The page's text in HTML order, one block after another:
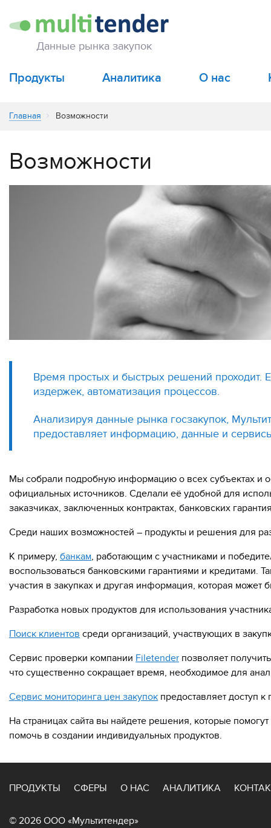
Данные рынка закупок
Продукты Аналитика О нас
Главная Возможности
Возможности
Время простых и быстрых решений проходит.
издержек, автоматизация процессов.
Анализируя данные рынка госзакупок,
предоставляет информацию, данные и
Мы собрали подробную информацию о всех субъектах и
официальных источников. Сделали её удобной для
заказчиках, заключенных контрактах, банковских
Среди наших возможностей – продукты и решения для
К примеру, банкам, работающим с участниками и
воспользоваться банковскими гарантиями и кредитами.
участия в закупках и другая информация, которая
Разработка новых продуктов для использования
Поиск клиентов среди организаций, участвующих в
Сервис проверки компании Filetender позволяет
что существенно сокращает время, необходимое для
Сервис мониторинга цен закупок предоставляет доступ
На страницах сайта вы найдете решения, которые
помочь в создании индивидуальных продуктов.
ПРОДУКТЫ СФЕРЫ О НАС АНАЛИТИКА
© 2026 ООО «Мультитендер»